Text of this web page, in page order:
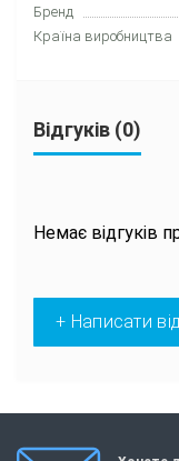
Бренд
Країна виробництва
Відгуків (0)
Немає відгуків
+ Написати